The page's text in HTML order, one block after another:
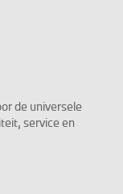
de universele
service en